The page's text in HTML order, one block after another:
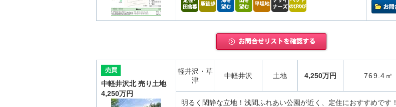
売買
中軽井沢北 売り土地
4,250万円
軽井沢・草
津
中軽井沢 土地 4,250万円 769.4㎡
明るく閑静な立地！浅間ふれあい公園が近く、定住におすすめです！